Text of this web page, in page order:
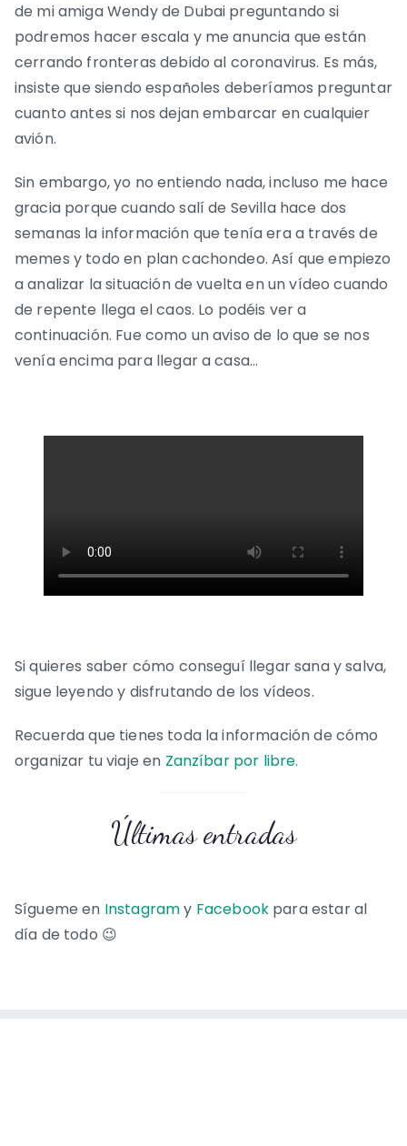
de mi amiga Wendy de Dubai preguntando si
podremos hacer escala y me anuncia que están
cerrando fronteras debido al coronavirus. Es más,
insiste que siendo españoles deberíamos preguntar
cuanto antes si nos dejan embarcar en cualquier
avión.
Sin embargo, yo no entiendo nada, incluso me hace
gracia porque cuando salí de Sevilla hace dos
semanas la información que tenía era a través de
memes y todo en plan cachondeo. Así que empiezo
a analizar la situación de vuelta en un vídeo cuando
de repente llega el caos. Lo podéis ver a
continuación. Fue como un aviso de lo que se nos
venía encima para llegar a casa…
Si quieres saber cómo conseguí llegar sana y salva,
sigue leyendo y disfrutando de los vídeos.
Recuerda que tienes toda la información de cómo
organizar tu viaje en Zanzíbar por libre.
Últimas entradas
Sígueme en Instagramy Facebookpara estar al
día de todo 😉